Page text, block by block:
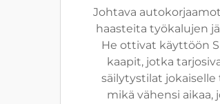
Johtava
haasteita työkalujen
He ottivat käyttöön
kaapit, jotka
säilytystilat jokaiselle
mikä vähensi aikaa,